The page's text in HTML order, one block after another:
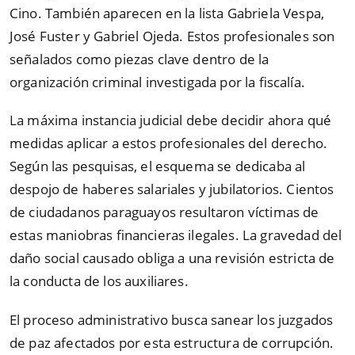
Cino. También aparecen en la lista Gabriela Vespa,
José Fuster y Gabriel Ojeda. Estos profesionales son
señalados como piezas clave dentro de la
organización criminal investigada por la fiscalía.
La máxima instancia judicial debe decidir ahora qué
medidas aplicar a estos profesionales del derecho.
Según las pesquisas, el esquema se dedicaba al
despojo de haberes salariales y jubilatorios. Cientos
de ciudadanos paraguayos resultaron víctimas de
estas maniobras financieras ilegales. La gravedad del
daño social causado obliga a una revisión estricta de
la conducta de los auxiliares.
El proceso administrativo busca sanear los juzgados
de paz afectados por esta estructura de corrupción.